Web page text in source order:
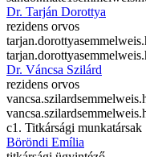
Dr. Tarján Dorottya
rezidens orvos
tarjan.dorottya
tarjan.dorottya
Dr. Váncsa Szilárd
rezidens orvos
vancsa.szilard
vancsa.szilard
c1. Titkársági munkatársak
Böröndi Emília